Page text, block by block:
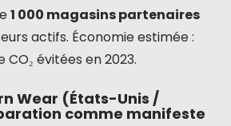
1 000 magasins partenaires
actifs. Économie estimée :
évitées en 2023.
Wear (États-Unis /
comme manifeste